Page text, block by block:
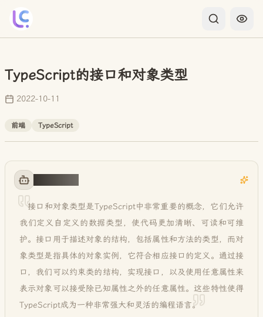
TypeScript的接口和对象类型
2022-10-11
前端 TypeScript
接口和对象类型是TypeScript中非常重要的概念，它们允许
我们定义自定义的数据类型，使代码更加清晰、可读和可维
护。接口用于描述对象的结构，包括属性和方法的类型，而对
象类型是指具体的对象实例，它符合相应接口的定义。通过接
口，我们可以约束类的结构，实现接口，以及使用任意属性来
表示对象可以接受除已知属性之外的任意属性。这些特性使得
TypeScript成为一种非常强大和灵活的编程语言。